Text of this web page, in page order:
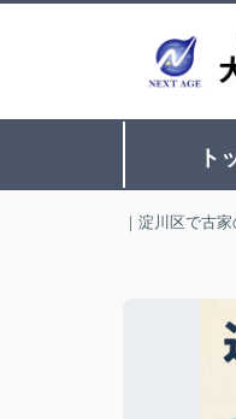
ト
｜淀川区で古